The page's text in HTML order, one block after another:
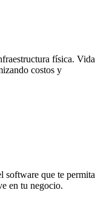
física.
costos y
software que te permita
en tu negocio.